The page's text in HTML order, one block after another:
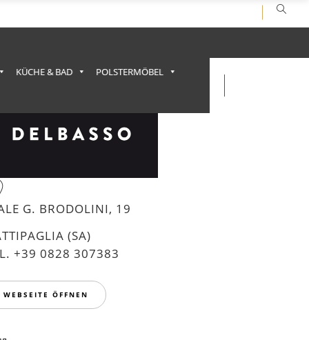
KÜCHE & BAD POLSTERMÖBEL
G. BRODOLINI, 19
(SA)
+39 0828 307383
WEBSEITE ÖFFNEN